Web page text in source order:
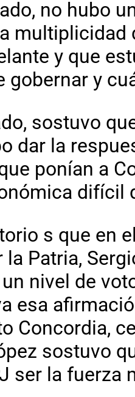
no hubo
multiplicidad
y que
gobernar y
sostuvo
dar la
ponían a
difícil
s que en
la Patria,
nivel de
esa
Concordia,
sostuvo
ser la fuerza